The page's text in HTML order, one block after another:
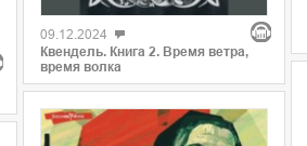
09.12.2024
Квендель. Книга 2. Время ветра,
время волка